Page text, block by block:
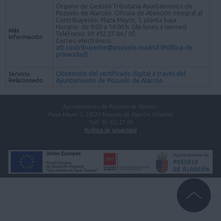
Más
información
Órgano de Gestión Tributaria Ayuntamiento de
Pozuelo de Alarcón. Oficina de Atención Integral al
Contribuyente, Plaza Mayor, 1, planta baja.
Horario: de 9:00 a 14:00 h. (de lunes a viernes)
Teléfonos: 91 452 27 04 / 05
Correo electrónico:
att.contribuyente@pozuelo.madrid (Política de
privacidad)
Servicio
Relacionado
Obtención del certificado digital a través del
Ayuntamiento de Pozuelo de Alarcón
Ayuntamiento de Pozuelo de Alarcón.
Plaza Mayor 1, 28223 Pozuelo de Alarcón (Madrid)
Telf. 91 452 27 00
Política de privacidad